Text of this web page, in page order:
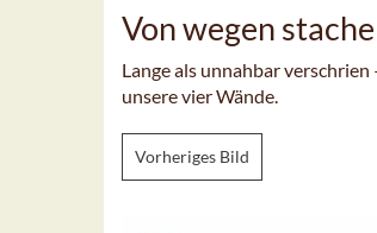
Von wegen
Lange als unnahbar
unsere vier Wände.
Vorheriges Bild